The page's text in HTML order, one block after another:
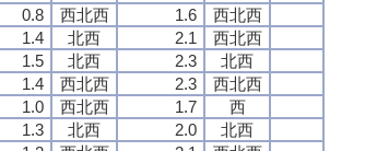
0.8 西北西 1.6
西北西
1.4 北西 2.1
西北西
1.5 北西 2.3
北西
1.4 西北西 2.3
西北西
1.0 西北西 1.7
西
1.3 北西 2.0
北西